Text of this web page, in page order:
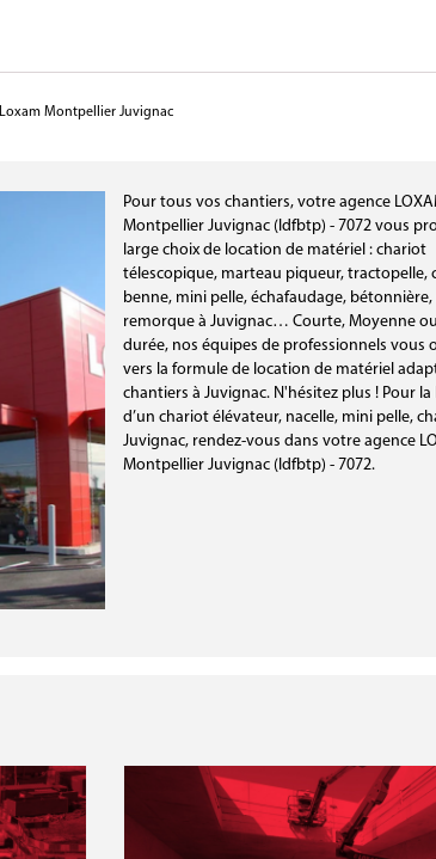
Loxam Montpellier Juvignac
Pour tous vos chantiers, votre agence
Montpellier Juvignac (ldfbtp) - 7072 vous
large choix de location de matériel : chariot
télescopique, marteau piqueur, tractopelle,
benne, mini pelle, échafaudage, bétonnière,
remorque à Juvignac… Courte, Moyenne
durée, nos équipes de professionnels vous
vers la formule de location de matériel
chantiers à Juvignac. N'hésitez plus ! Pour
d’un chariot élévateur, nacelle, mini pelle,
Juvignac, rendez-vous dans votre agence
Montpellier Juvignac (ldfbtp) - 7072.